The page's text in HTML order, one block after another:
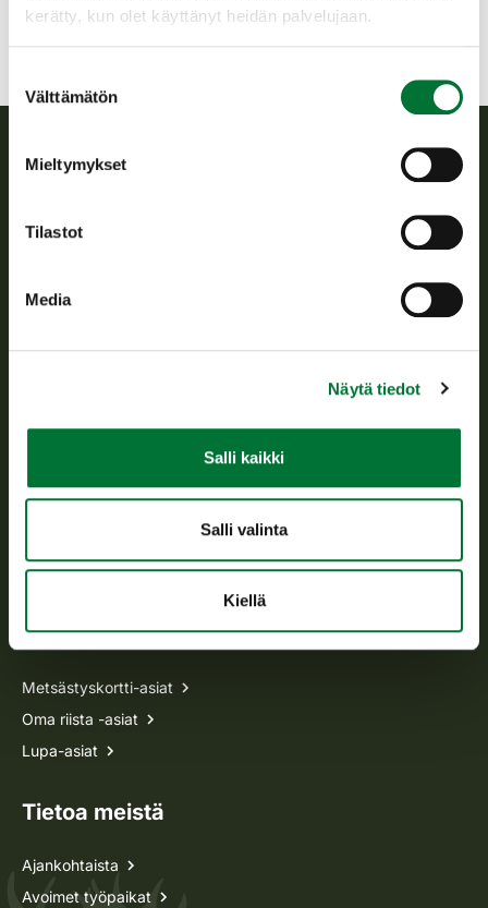
kerätty, kun olet käyttänyt heidän palvelujaan.
valinta
Välttämätön
Mieltymykset
Tilastot
Media
Näytä tiedot
Salli kaikki
Salli valinta
Kiellä
Suomen riistakeskus
Suomen riistakeskus edistää kestävää riistataloutta, tukee
hallintotehtävistä.
Avoinna arkipäivisin klo 9-15.
p. 029 431 2001
Metsästyskortti-asiat
Oma riista -asiat
Lupa-asiat
Tietoa meistä
Ajankohtaista
Avoimet työpaikat